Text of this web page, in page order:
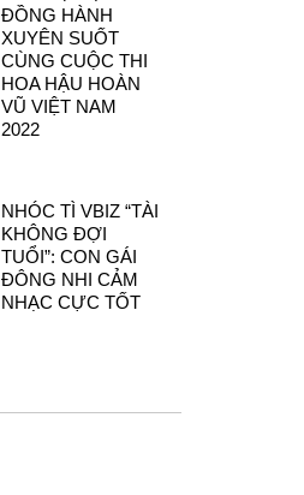
ĐỒNG HÀNH
XUYÊN SUỐT
CÙNG CUỘC THI
HOA HẬU HOÀN
VŨ VIỆT NAM
2022
NHÓC TÌ VBIZ “TÀI
KHÔNG ĐỢI
TUỔI”: CON GÁI
ĐÔNG NHI CẢM
NHẠC CỰC TỐT